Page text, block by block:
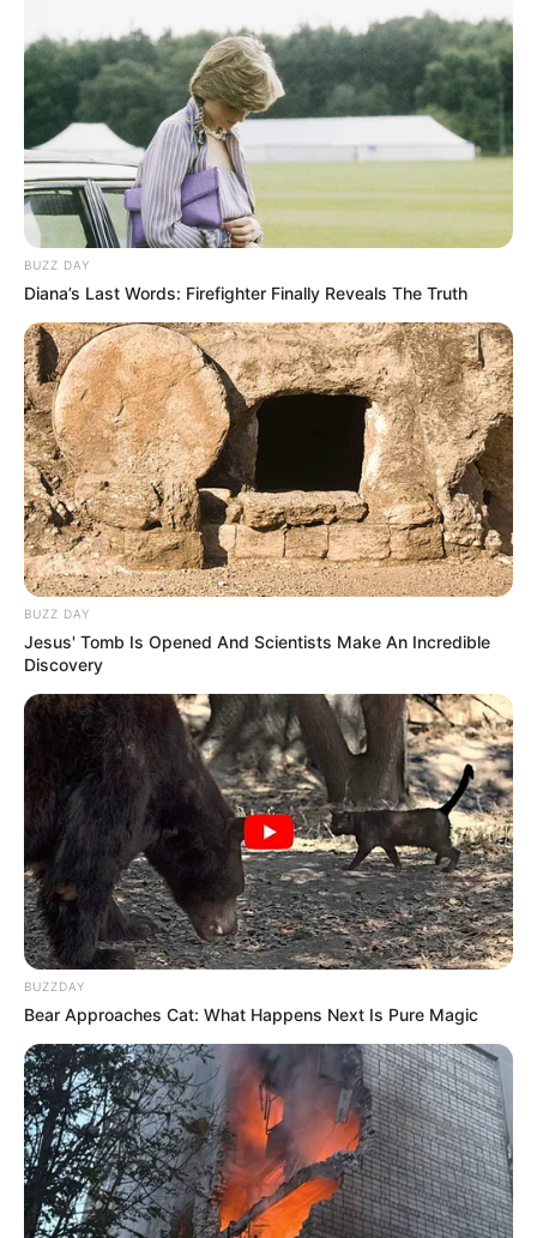
BUZZ DAY
Diana’s Last Words: Firefighter Finally Reveals The Truth
BUZZ DAY
Jesus' Tomb Is Opened And Scientists Make An Incredible
Discovery
BUZZDAY
Bear Approaches Cat: What Happens Next Is Pure Magic